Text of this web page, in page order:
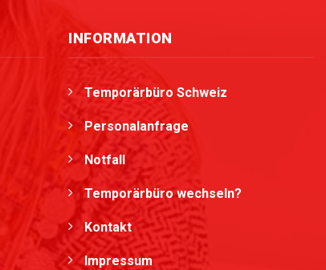
INFORMATION
Temporärbüro Schweiz
Personalanfrage
Notfall
Temporärbüro wechseln?
Kontakt
Impressum